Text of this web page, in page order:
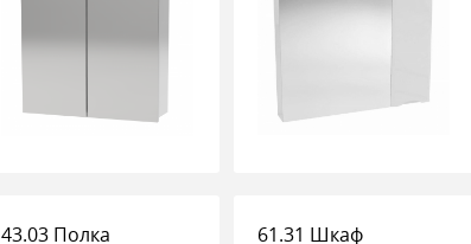
43.03 Полка
61.31 Шкаф